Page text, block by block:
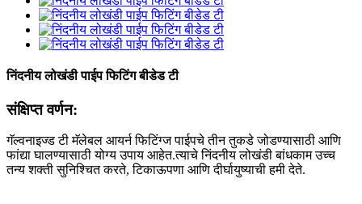
निंदनीय लोखंडी पाईप फिटिंग बीडेड टी
संक्षिप्त वर्णन:
गॅल्वनाइज्ड टी मॅलेबल आयर्न फिटिंग्ज पाईपचे तीन तुकडे जोडण्यासाठी आणि
फांद्या घालण्यासाठी योग्य उपाय आहेत.त्याचे निंदनीय लोखंडी बांधकाम उच्च
तन्य शक्ती सुनिश्चित करते, टिकाऊपणा आणि दीर्घायुष्याची हमी देते.